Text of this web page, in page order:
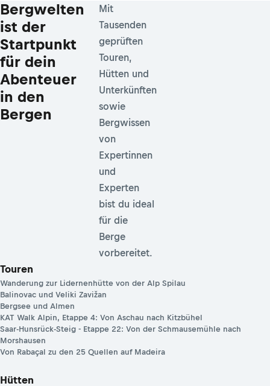
Bergwelten
ist der
Startpunkt
für dein
Abenteuer
in den
Bergen
Mit
Tausenden
geprüften
Touren,
Hütten und
Unterkünften
sowie
Bergwissen
von
Expertinnen
und
Experten
bist du ideal
für die
Berge
vorbereitet.
Touren
Wanderung zur Lidernenhütte von der Alp Spilau
Balinovac und Veliki Zavižan
Bergsee und Almen
KAT Walk Alpin, Etappe 4: Von Aschau nach Kitzbühel
Saar-Hunsrück-Steig - Etappe 22: Von der Schmausemühle nach
Morshausen
Von Rabaçal zu den 25 Quellen auf Madeira
Hütten